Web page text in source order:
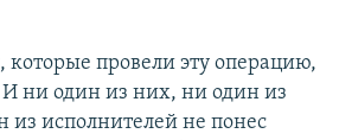
провели эту операцию,
ни один из них, ни один из
из исполнителей не понес